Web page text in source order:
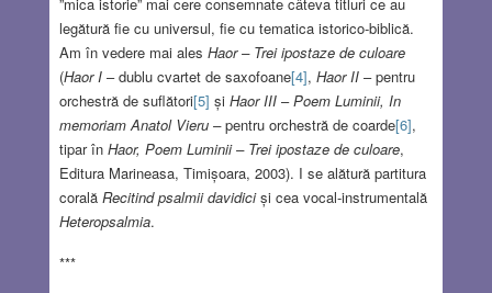
”mica istorie” mai cere consemnate câteva titluri ce au
legătură fie cu universul, fie cu tematica istorico-biblică.
Am în vedere mai ales Haor – Trei ipostaze de culoare
(Haor I– dublu cvartet de saxofoane[4], Haor II– pentru
orchestră de suflători[5] și Haor III–Poem Luminii, In
memoriam Anatol Vieru –pentru orchestră de coarde[6],
tipar în Haor, Poem Luminii – Trei ipostaze de culoare,
Editura Marineasa, Timișoara, 2003). I se alătură partitura
corală Recitind psalmii davidiciși cea vocal-instrumentală
Heteropsalmia.
***